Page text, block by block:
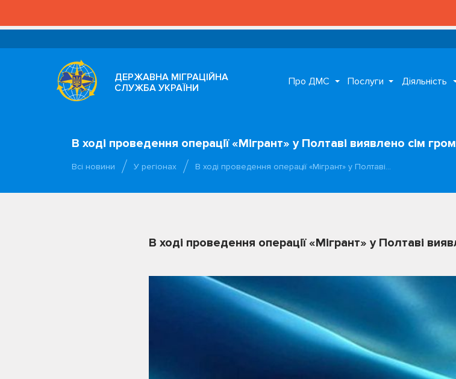
ДЕРЖАВНА МІГРАЦІЙНА
СЛУЖБА УКРАЇНИ
Про ДМС Послуги Діяльність
В ході проведення операції «Мігрант» у Полтаві виявлено сім
Всі новини У регіонах В ході проведення операції «Мігрант» у Полтаві…
В ході проведення операції «Мігрант» у Полтаві